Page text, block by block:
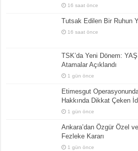
16 saat önce
Tutsak Edilen Bir Ruhun
16 saat önce
TSK’da Yeni Dönem:
Atamalar Açıklandı
1 gün önce
Etimesgut
Hakkında Dikkat Çeken
1 gün önce
Ankara’dan Özgür Özel
Fezleke Kararı
1 gün önce